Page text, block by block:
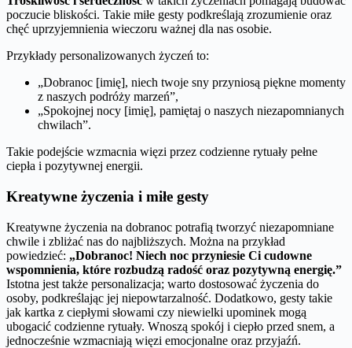
poczucie bliskości. Takie miłe gesty podkreślają zrozumienie oraz
chęć uprzyjemnienia wieczoru ważnej dla nas osobie.
Przykłady personalizowanych życzeń to:
„Dobranoc [imię], niech twoje sny przyniosą piękne momenty
z naszych podróży marzeń”,
„Spokojnej nocy [imię], pamiętaj o naszych niezapomnianych
chwilach”.
Takie podejście wzmacnia więzi przez codzienne rytuały pełne
ciepła i pozytywnej energii.
Kreatywne życzenia i miłe gesty
Kreatywne życzenia na dobranoc potrafią tworzyć niezapomniane
chwile i zbliżać nas do najbliższych. Można na przykład
powiedzieć: „Dobranoc! Niech noc przyniesie Ci cudowne
wspomnienia, które rozbudzą radość oraz pozytywną energię.”
Istotna jest także personalizacja; warto dostosować życzenia do
osoby, podkreślając jej niepowtarzalność. Dodatkowo, gesty takie
jak kartka z ciepłymi słowami czy niewielki upominek mogą
ubogacić codzienne rytuały. Wnoszą spokój i ciepło przed snem, a
jednocześnie wzmacniają więzi emocjonalne oraz przyjaźń.